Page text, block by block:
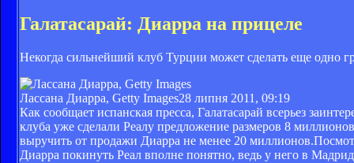
Галатасарай: Диарра на прицеле
Некогда сильнейший клуб Турции может сделать еще одно
Лассана Диарра, Getty Images28 липня 2011, 09:19
Как сообщает испанская пресса, Галатасарай всерьез
клуба уже сделали Реалу предложение размеров 8
выручить от продажи Диарра не менее 20
Диарра покинуть Реал вполне понятно, ведь у него в